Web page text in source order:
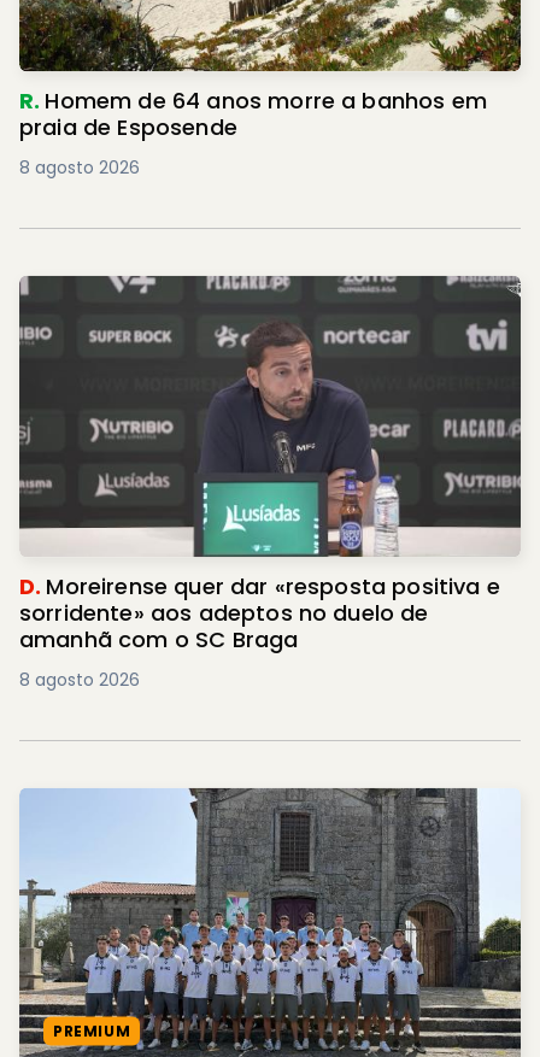
R. Homem de 64 anos morre a banhos em
praia de Esposende
8 agosto 2026
D. Moreirense quer dar «resposta positiva e
sorridente» aos adeptos no duelo de
amanhã com o SC Braga
8 agosto 2026
PREMIUM